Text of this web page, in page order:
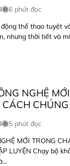
6 phút đọc
thể thao tuyệt
nhưng thời tiết và
NGHỆ
CHÚNG
5 phút đọc
MỚI TRONG
LUYỆN Chạy bộ